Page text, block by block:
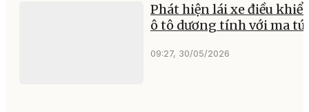
Phát hiện lái xe điều
ô tô dương tính với ma
09:27, 30/05/2026